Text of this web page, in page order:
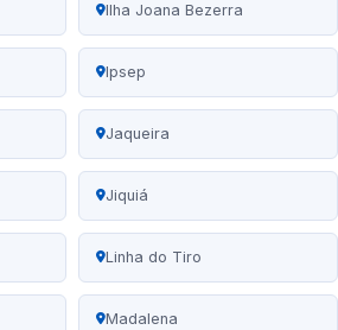
Ilha Joana Bezerra
Ipsep
Jaqueira
Jiquiá
Linha do Tiro
Madalena